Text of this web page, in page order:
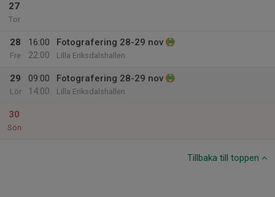
27
Tor
28
Fre
16:00
22:00
Fotografering 28-29 nov
Lilla Eriksdalshallen
29
Lör
09:00
14:00
Fotografering 28-29 nov
Lilla Eriksdalshallen
30
Sön
Tillbaka till toppen